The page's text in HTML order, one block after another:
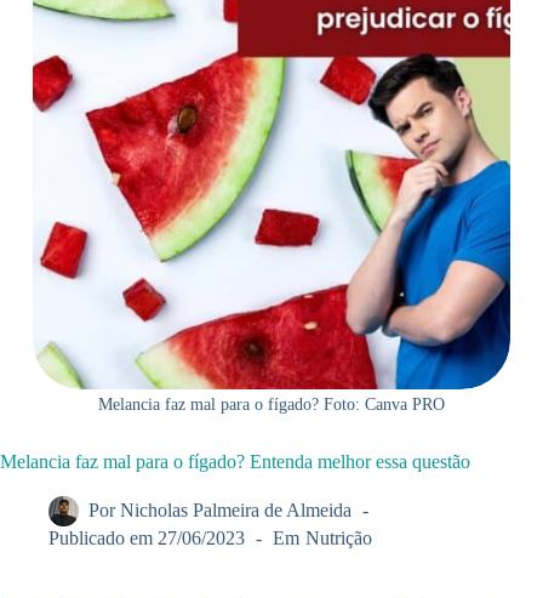
Melancia faz mal para o fígado? Foto: Canva PRO
Melancia faz mal para o fígado? Entenda melhor essa questão
Por Nicholas Palmeira de Almeida
Publicado em 27/06/2023 Em Nutrição